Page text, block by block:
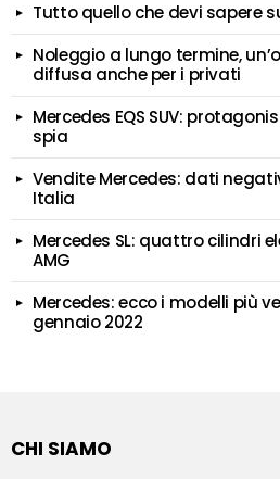
Tutto quello che devi sapere
Noleggio a lungo termine,
diffusa anche per i privati
Mercedes EQS SUV:
spia
Vendite Mercedes: dati
Italia
Mercedes SL: quattro cilindri
AMG
Mercedes: ecco i modelli più
gennaio 2022
CHI SIAMO